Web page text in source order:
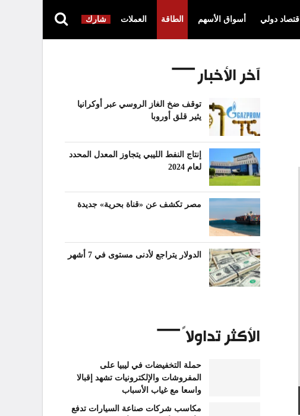
اقتصاد دولي أسواق الأسهم الطاقة العملات شارك
آخر الأخبار
توقف ضخ الغاز الروسي عبر أوكرانيا
يثير قلق أوروبا
إنتاج النفط الليبي يتجاوز المعدل المحدد
لعام 2024
مصر تكشف عن «قناة بحرية» جديدة
الدولار يتراجع لأدنى مستوى في 7 أشهر
الأكثر تداولاً
حملة التخفيضات في ليبيا على
المفروشات والإلكترونيات تشهد إقبالا
واسعا مع غياب الأسباب
مكاسب شركات صناعة السيارات تدفع